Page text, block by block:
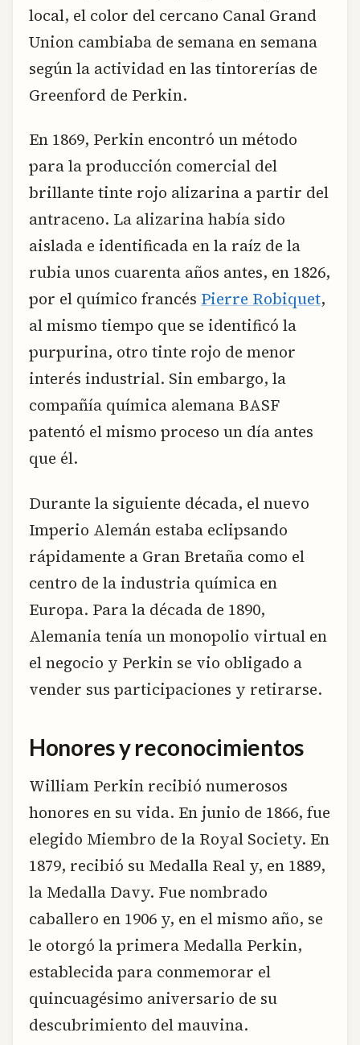
local, el color del cercano Canal Grand
Union cambiaba de semana en semana
según la actividad en las tintorerías de
Greenford de Perkin.
En 1869, Perkin encontró un método
para la producción comercial del
brillante tinte rojo alizarina a partir del
antraceno. La alizarina había sido
aislada e identificada en la raíz de la
rubia unos cuarenta años antes, en 1826,
por el químico francés Pierre Robiquet,
al mismo tiempo que se identificó la
purpurina, otro tinte rojo de menor
interés industrial. Sin embargo, la
compañía química alemana BASF
patentó el mismo proceso un día antes
que él.
Durante la siguiente década, el nuevo
Imperio Alemán estaba eclipsando
rápidamente a Gran Bretaña como el
centro de la industria química en
Europa. Para la década de 1890,
Alemania tenía un monopolio virtual en
el negocio y Perkin se vio obligado a
vender sus participaciones y retirarse.
Honores y reconocimientos
William Perkin recibió numerosos
honores en su vida. En junio de 1866, fue
elegido Miembro de la Royal Society. En
1879, recibió su Medalla Real y, en 1889,
la Medalla Davy. Fue nombrado
caballero en 1906 y, en el mismo año, se
le otorgó la primera Medalla Perkin,
establecida para conmemorar el
quincuagésimo aniversario de su
descubrimiento del mauvina.